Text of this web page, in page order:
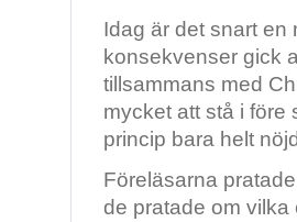
Idag är det snart en
konsekvenser gick
tillsammans med
mycket att stå i före
princip bara helt
Föreläsarna
de pratade om